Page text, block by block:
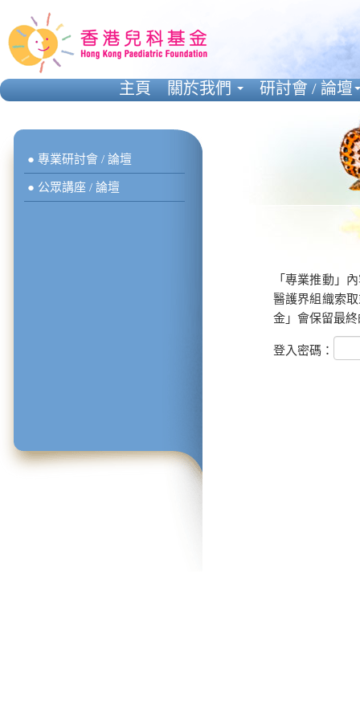
● 專業研討會 / 論壇
● 公眾講座 / 論壇
「專業推動」
醫護界組織索
金」會保留最
登入密碼：
主頁 關於我們 研討會 / 論壇